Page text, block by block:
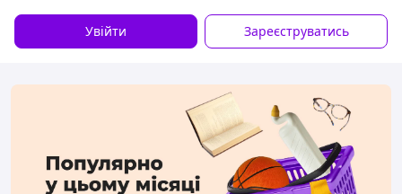
Увійти Зареєструватись